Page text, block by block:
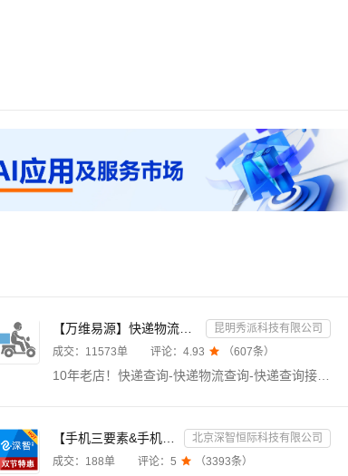
【万维易源】快递物流查询-快递物流-快递按次查询-物流查询-全球快递物流信息查询-单号自动识别-支持顺丰...
昆明秀派科技有限公司
成交： 11573单 评论： 4.93  （607条）
10年老店！快递查询-快递物流查询-快递查询接口-物流查询-快递单号查询-快递物流单号查询-快递信息查询-单号自动识别，支持国内外1500多家快递物流公司，覆盖顺丰、韵达、中通、申通、圆通、邮政、DHL、UPS、宅急送、德邦、百世、安捷、速通、天天、京东、EMS等快递公司物流查询，与官网同步更新数据，及时提供物流最新状态。【注：中通/顺丰/跨越查询，需上传手机号后4位！
【手机三要素&手机二要素】手机三要素-手机运营商-三要素-手机三-手机实名认证-手机三要素实名
北京深智恒际科技有限公司
成交： 188单 评论： 5  （3393条）